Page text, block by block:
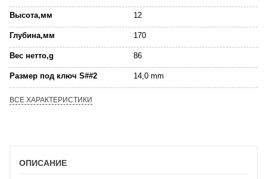
Высота,мм 12
Глубина,мм 170
Вес нетто,g 86
Размер под ключ S##2 14,0 mm
ВСЕ ХАРАКТЕРИСТИКИ
ОПИСАНИЕ